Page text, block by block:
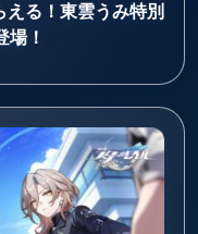
る！東雲うみ特別
場！